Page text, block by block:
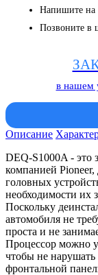
Напишите на
Позвоните в
в нашем
Описание
DEQ-S1000A - это
компанией Pioneer,
головных
необходимости их
Поскольку
автомобиля не
проста и не
Процессор можно
чтобы не
фронтальной